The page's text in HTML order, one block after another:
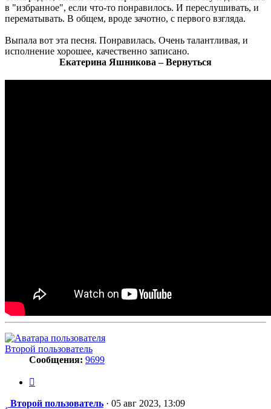
в "избранное", если что-то понравилось. И переслушивать, и
перематывать. В общем, вроде зачотно, с первого взгляда.
Выпала вот эта песня. Понравилась. Очень талантливая, и
исполнение хорошее, качественно записано.
Екатерина Яшникова – Вернуться
Второй пользователь
Сообщения: 9699
Сообщение
Второй пользователь · 05 авг 2023, 13:09